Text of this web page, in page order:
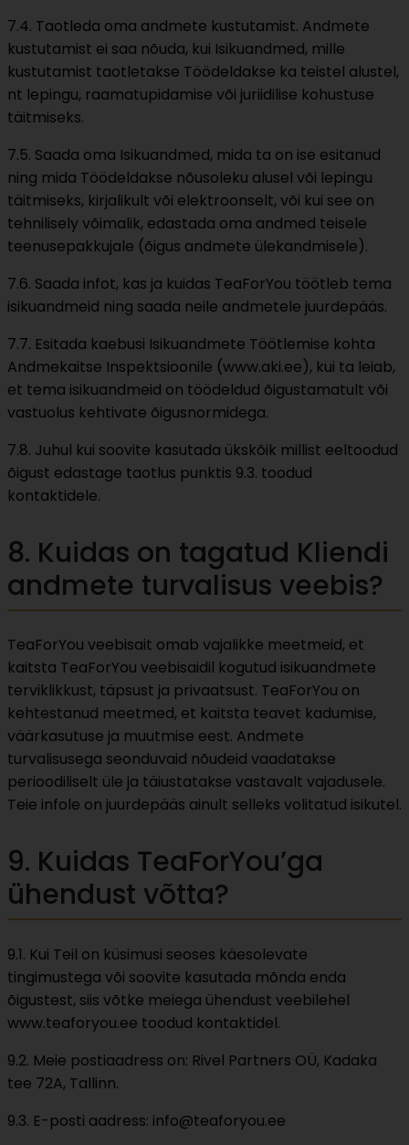
7.4. Taotleda oma andmete kustutamist. Andmete
kustutamist ei saa nõuda, kui Isikuandmed, mille
kustutamist taotletakse Töödeldakse ka teistel alustel,
nt lepingu, raamatupidamise või juriidilise kohustuse
täitmiseks.
7.5. Saada oma Isikuandmed, mida ta on ise esitanud
ning mida Töödeldakse nõusoleku alusel või lepingu
täitmiseks, kirjalikult või elektroonselt, või kui see on
tehnilisely võimalik, edastada oma andmed teisele
teenusepakkujale (õigus andmete ülekandmisele).
7.6. Saada infot, kas ja kuidas TeaForYou töötleb tema
isikuandmeid ning saada neile andmetele juurdepääs.
7.7. Esitada kaebusi Isikuandmete Töötlemise kohta
Andmekaitse Inspektsioonile (www.aki.ee), kui ta leiab,
et tema isikuandmeid on töödeldud õigustamatult või
vastuolus kehtivate õigusnormidega.
7.8. Juhul kui soovite kasutada ükskõik millist eeltoodud
õigust edastage taotlus punktis 9.3. toodud
kontaktidele.
8. Kuidas on tagatud Kliendi
andmete turvalisus veebis?
TeaForYou veebisait omab vajalikke meetmeid, et
kaitsta TeaForYou veebisaidil kogutud isikuandmete
terviklikkust, täpsust ja privaatsust. TeaForYou on
kehtestanud meetmed, et kaitsta teavet kadumise,
väärkasutuse ja muutmise eest. Andmete
turvalisusega seonduvaid nõudeid vaadatakse
perioodiliselt üle ja täiustatakse vastavalt vajadusele.
Teie infole on juurdepääs ainult selleks volitatud isikutel.
9. Kuidas TeaForYou’ga
ühendust võtta?
9.1. Kui Teil on küsimusi seoses käesolevate
tingimustega või soovite kasutada mõnda enda
õigustest, siis võtke meiega ühendust veebilehel
www.teaforyou.ee toodud kontaktidel.
9.2. Meie postiaadress on: Rivel Partners OÜ, Kadaka
tee 72A, Tallinn.
9.3. E-posti aadress: info@teaforyou.ee